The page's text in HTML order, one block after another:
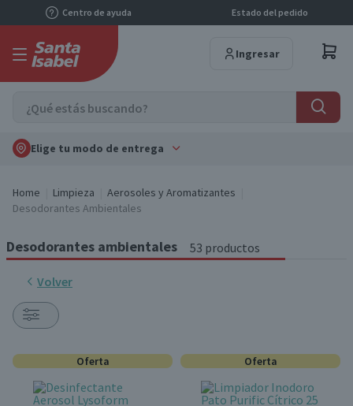
Centro de ayuda Estado del pedido
Ingresar
Elige tu modo de entrega
Home Limpieza
Aerosoles y Aromatizantes
Desodorantes Ambientales
Desodorantes ambientales 53 productos
Volver
Oferta Oferta